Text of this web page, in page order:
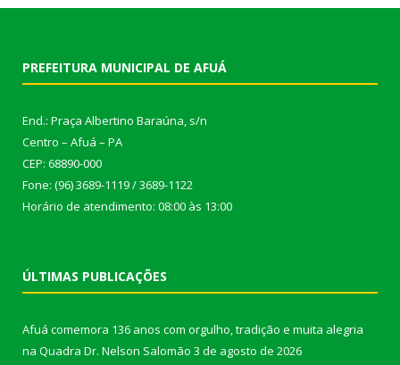
PREFEITURA MUNICIPAL DE AFUÁ
End.: Praça Albertino Baraúna, s/n
Centro – Afuá – PA
CEP: 68890-000
Fone: (96) 3689-1119 / 3689-1122
Horário de atendimento: 08:00 às 13:00
ÚLTIMAS PUBLICAÇÕES
Afuá comemora 136 anos com orgulho, tradição e muita alegria
na Quadra Dr. Nelson Salomão 3 de agosto de 2026